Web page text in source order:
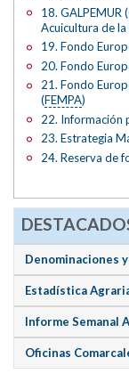
18. GALPEMUR
Acuicultura de
19. Fondo
20. Fondo
21. Fondo
(FEMPA)
22. Información
23. Estrategia
24. Reserva de
Denominaciones
Estadística
Informe Semanal
Oficinas